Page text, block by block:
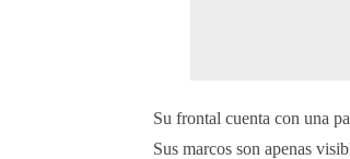
Su frontal cuenta con una
Sus marcos son apenas